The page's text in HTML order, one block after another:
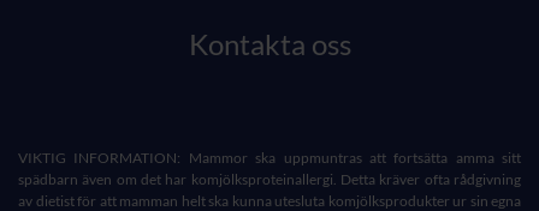
Kontakta oss
VIKTIG INFORMATION: Mammor ska uppmuntras att fortsätta amma sitt
spädbarn även om det har komjölksproteinallergi. Detta kräver ofta rådgivning
av dietist för att mamman helt ska kunna utesluta komjölksprodukter ur sin egna